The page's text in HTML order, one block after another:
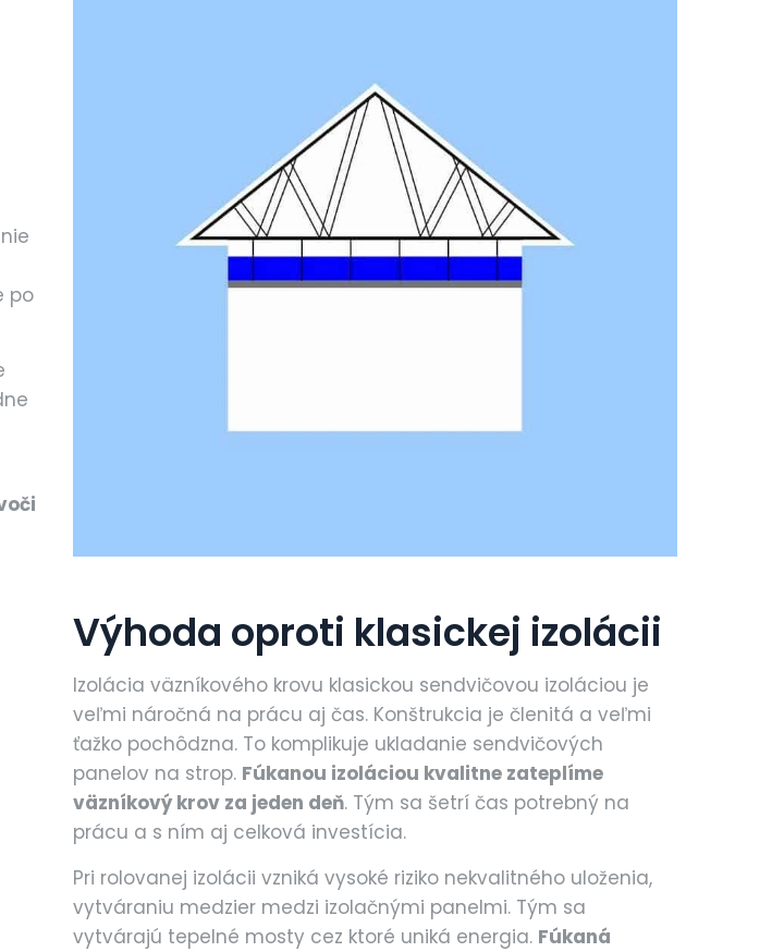
po
Výhoda oproti klasickej izolácii
Izolácia väzníkového krovu klasickou sendvičovou izoláciou je
veľmi náročná na prácu aj čas. Konštrukcia je členitá a veľmi
ťažko pochôdzna. To komplikuje ukladanie sendvičových
panelov na strop. Fúkanou izoláciou kvalitne zateplíme
väzníkový krov za jeden deň. Tým sa šetrí čas potrebný na
prácu a s ním aj celková investícia.
Pri rolovanej izolácii vzniká vysoké riziko nekvalitného uloženia,
vytváraniu medzier medzi izolačnými panelmi. Tým sa
vytvárajú tepelné mosty cez ktoré uniká energia. Fúkaná